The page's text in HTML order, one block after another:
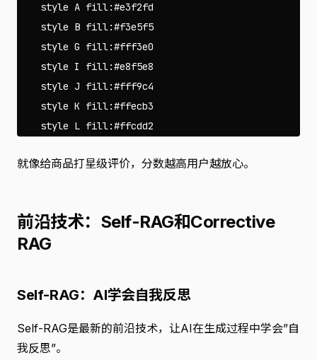
    style A fill:#e3f2fd
    style B fill:#f3e5f5
    style G fill:#fff3e0
    style I fill:#e8f5e8
    style J fill:#fff9c4
    style K fill:#ffecb3
就像给商品打星级评价，分数越高用户越放心。
前沿技术：Self-RAG和Corrective
RAG
Self-RAG：AI学会自我反思
Self-RAG是最新的前沿技术，让AI在生成过程中学会”自
我反思”。